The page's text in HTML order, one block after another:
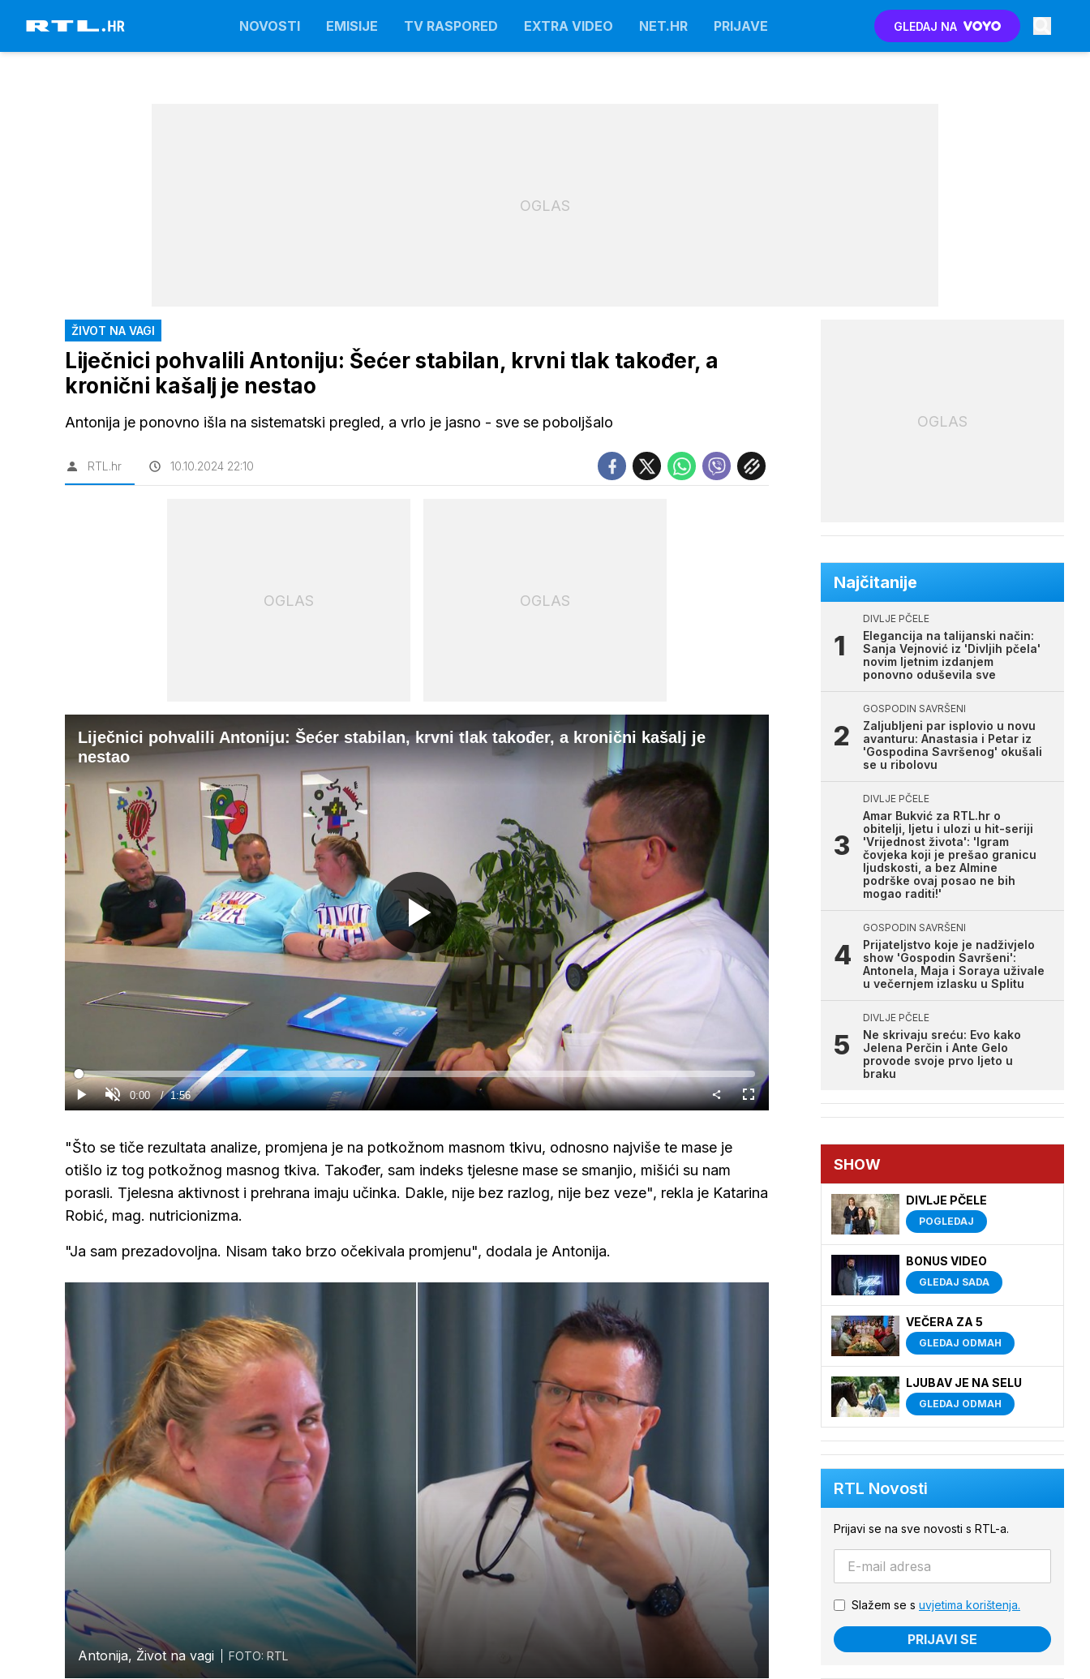
NOVOSTI EMISIJE TV RASPORED EXTRA VIDEO NET.HR PRIJAVE GLEDAJ NA
OGLAS
ŽIVOT NA VAGI
Liječnici pohvalili Antoniju: Šećer stabilan, krvni tlak također, a
kronični kašalj je nestao
Antonija je ponovno išla na sistematski pregled, a vrlo je jasno - sve se poboljšalo
RTL.hr 10.10.2024 22:10
OGLAS OGLAS
Liječnici pohvalili Antoniju: Šećer stabilan, krvni tlak također, a kronični kašalj je
nestao
Gledaj
GledajUpali
zvuk
Current
0:00 / Duration
1:56
Loaded:
0%
Cijeli
zaslon
"Što se tiče rezultata analize, promjena je na potkožnom masnom tkivu, odnosno najviše te mase je
otišlo iz tog potkožnog masnog tkiva. Također, sam indeks tjelesne mase se smanjio, mišići su nam
porasli. Tjelesna aktivnost i prehrana imaju učinka. Dakle, nije bez razlog, nije bez veze", rekla je Katarina
Robić, mag. nutricionizma.
"Ja sam prezadovoljna. Nisam tako brzo očekivala promjenu", dodala je Antonija.
Antonija, Život na vagi FOTO: RTL
OGLAS
Najčitanije
DIVLJE PČELE
Elegancija na talijanski način:
Sanja Vejnović iz 'Divljih pčela'
novim ljetnim izdanjem
ponovno oduševila sve
GOSPODIN SAVRŠENI
Zaljubljeni par isplovio u novu
avanturu: Anastasia i Petar iz
'Gospodina Savršenog' okušali
se u ribolovu
DIVLJE PČELE
Amar Bukvić za RTL.hr o
obitelji, ljetu i ulozi u hit-seriji
'Vrijednost života': 'Igram
čovjeka koji je prešao granicu
ljudskosti, a bez Almine
podrške ovaj posao ne bih
mogao raditi!'
GOSPODIN SAVRŠENI
Prijateljstvo koje je nadživjelo
show 'Gospodin Savršeni':
Antonela, Maja i Soraya uživale
u večernjem izlasku u Splitu
DIVLJE PČELE
Ne skrivaju sreću: Evo kako
Jelena Perčin i Ante Gelo
provode svoje prvo ljeto u
braku
SHOW
DIVLJE PČELE
POGLEDAJ
BONUS VIDEO
GLEDAJ SADA
VEČERA ZA 5
GLEDAJ ODMAH
LJUBAV JE NA SELU
GLEDAJ ODMAH
RTL Novosti
Prijavi se na sve novosti s RTL-a.
Slažem se s uvjetima korištenja.
PRIJAVI SE